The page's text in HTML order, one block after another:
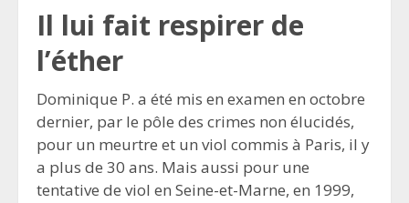
Il lui fait respirer de
l’éther
Dominique P. a été mis en examen en octobre
dernier, par le pôle des crimes non élucidés,
pour un meurtre et un viol commis à Paris, il y
a plus de 30 ans. Mais aussi pour une
tentative de viol en Seine-et-Marne, en 1999,